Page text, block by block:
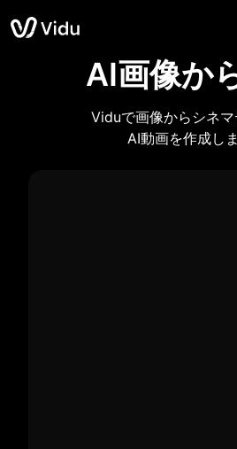
AI画像か
Viduで画像からシネ
AI動画を作成しま